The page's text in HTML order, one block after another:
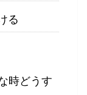
る
時どうす